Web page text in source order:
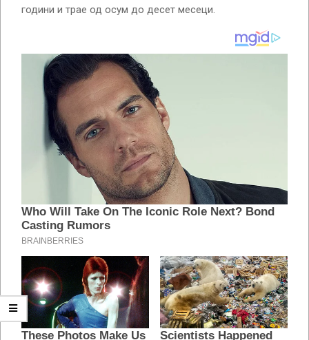
години и трае од осум до десет месеци.